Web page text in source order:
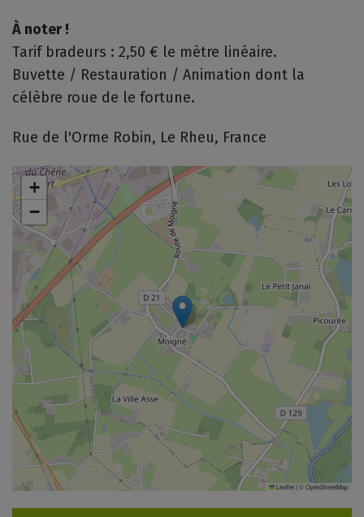
À noter !
Tarif bradeurs : 2,50 € le mètre linéaire.
Buvette / Restauration / Animation dont la
célèbre roue de le fortune.
Rue de l'Orme Robin, Le Rheu, France
+
−
Leaflet| ©OpenStreetMap